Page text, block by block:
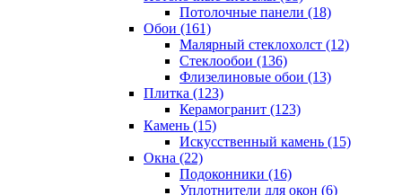
Потолочные панели (18)
Обои (161)
Малярный стеклохолст (12)
Стеклообои (136)
Флизелиновые обои (13)
Плитка (123)
Керамогранит (123)
Камень (15)
Искусственный камень (15)
Окна (22)
Подоконники (16)
Уплотнители для окон (6)